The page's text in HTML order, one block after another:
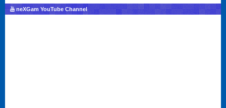
neXGam YouTube Channel